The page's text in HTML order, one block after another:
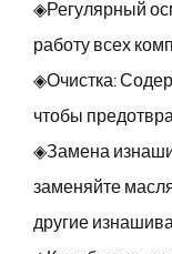
◈Регулярный
работу всех
◈Очистка:
чтобы
◈Замена
заменяйте
другие